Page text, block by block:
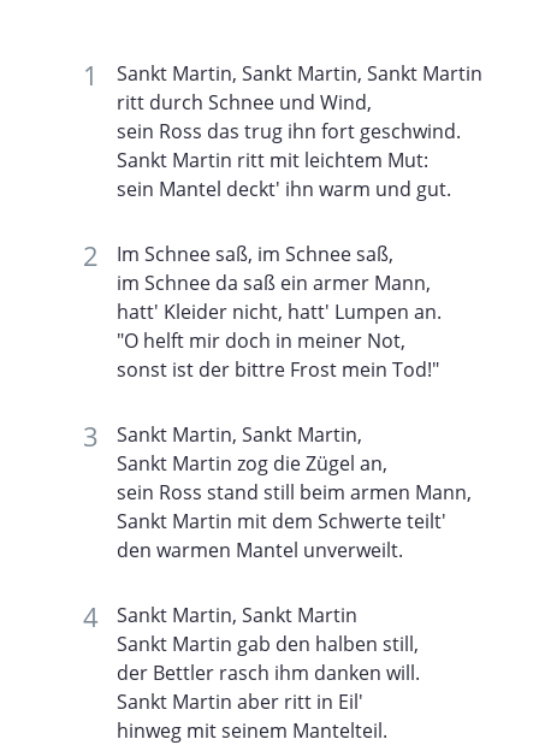
Sankt Martin, Sankt Martin, Sankt Martin
ritt durch Schnee und Wind,
sein Ross das trug ihn fort geschwind.
Sankt Martin ritt mit leichtem Mut:
sein Mantel deckt' ihn warm und gut.
Im Schnee saß, im Schnee saß,
im Schnee da saß ein armer Mann,
hatt' Kleider nicht, hatt' Lumpen an.
"O helft mir doch in meiner Not,
sonst ist der bittre Frost mein Tod!"
Sankt Martin, Sankt Martin,
Sankt Martin zog die Zügel an,
sein Ross stand still beim armen Mann,
Sankt Martin mit dem Schwerte teilt'
den warmen Mantel unverweilt.
Sankt Martin, Sankt Martin
Sankt Martin gab den halben still,
der Bettler rasch ihm danken will.
Sankt Martin aber ritt in Eil'
hinweg mit seinem Mantelteil.